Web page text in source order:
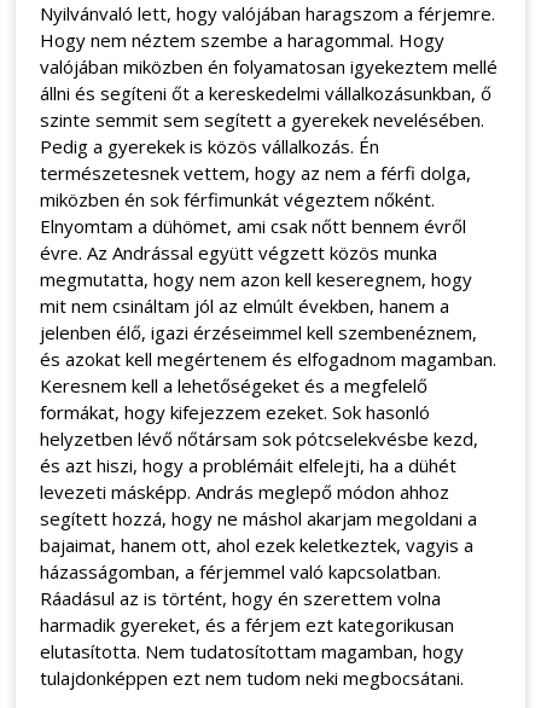
Nyilvánvaló lett, hogy valójában haragszom a férjemre.
Hogy nem néztem szembe a haragommal. Hogy
valójában miközben én folyamatosan igyekeztem mellé
állni és segíteni őt a kereskedelmi vállalkozásunkban, ő
szinte semmit sem segített a gyerekek nevelésében.
Pedig a gyerekek is közös vállalkozás. Én
természetesnek vettem, hogy az nem a férfi dolga,
miközben én sok férfimunkát végeztem nőként.
Elnyomtam a dühömet, ami csak nőtt bennem évről
évre. Az Andrással együtt végzett közös munka
megmutatta, hogy nem azon kell keseregnem, hogy
mit nem csináltam jól az elmúlt években, hanem a
jelenben élő, igazi érzéseimmel kell szembenéznem,
és azokat kell megértenem és elfogadnom magamban.
Keresnem kell a lehetőségeket és a megfelelő
formákat, hogy kifejezzem ezeket. Sok hasonló
helyzetben lévő nőtársam sok pótcselekvésbe kezd,
és azt hiszi, hogy a problémáit elfelejti, ha a dühét
levezeti másképp. András meglepő módon ahhoz
segített hozzá, hogy ne máshol akarjam megoldani a
bajaimat, hanem ott, ahol ezek keletkeztek, vagyis a
házasságomban, a férjemmel való kapcsolatban.
Ráadásul az is történt, hogy én szerettem volna
harmadik gyereket, és a férjem ezt kategorikusan
elutasította. Nem tudatosítottam magamban, hogy
tulajdonképpen ezt nem tudom neki megbocsátani.